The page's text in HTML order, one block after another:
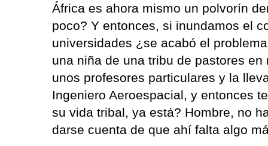
África es ahora mismo un polvorín
poco? Y entonces, si inundamos el
universidades ¿se acabó el
una niña de una tribu de pastores
unos profesores particulares y la
Ingeniero Aeroespacial, y entonces
su vida tribal, ya está? Hombre, no
darse cuenta de que ahí falta algo